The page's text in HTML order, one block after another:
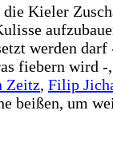
Kieler
werden darf
fiebern wird -
Zeitz, Filip
beißen, um